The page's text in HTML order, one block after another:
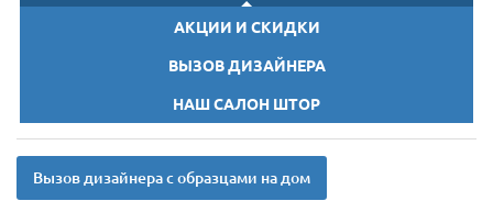
АКЦИИ И СКИДКИ
ВЫЗОВ ДИЗАЙНЕРА
НАШ САЛОН ШТОР
Вызов дизайнера с образцами на дом